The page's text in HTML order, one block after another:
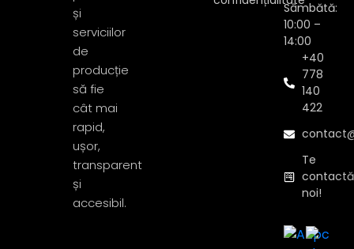
și
serviciilor
de
producție
să fie
cât mai
rapid,
ușor,
transparent
și
accesibil.
Sâmbătă:
10:00 –
14:00
+40
778
140
422
Te
noi!